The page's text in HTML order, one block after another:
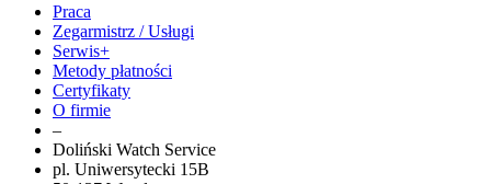
Praca
Zegarmistrz / Usługi
Serwis+
Metody płatności
Certyfikaty
O firmie
–
Doliński Watch Service
pl. Uniwersytecki 15B